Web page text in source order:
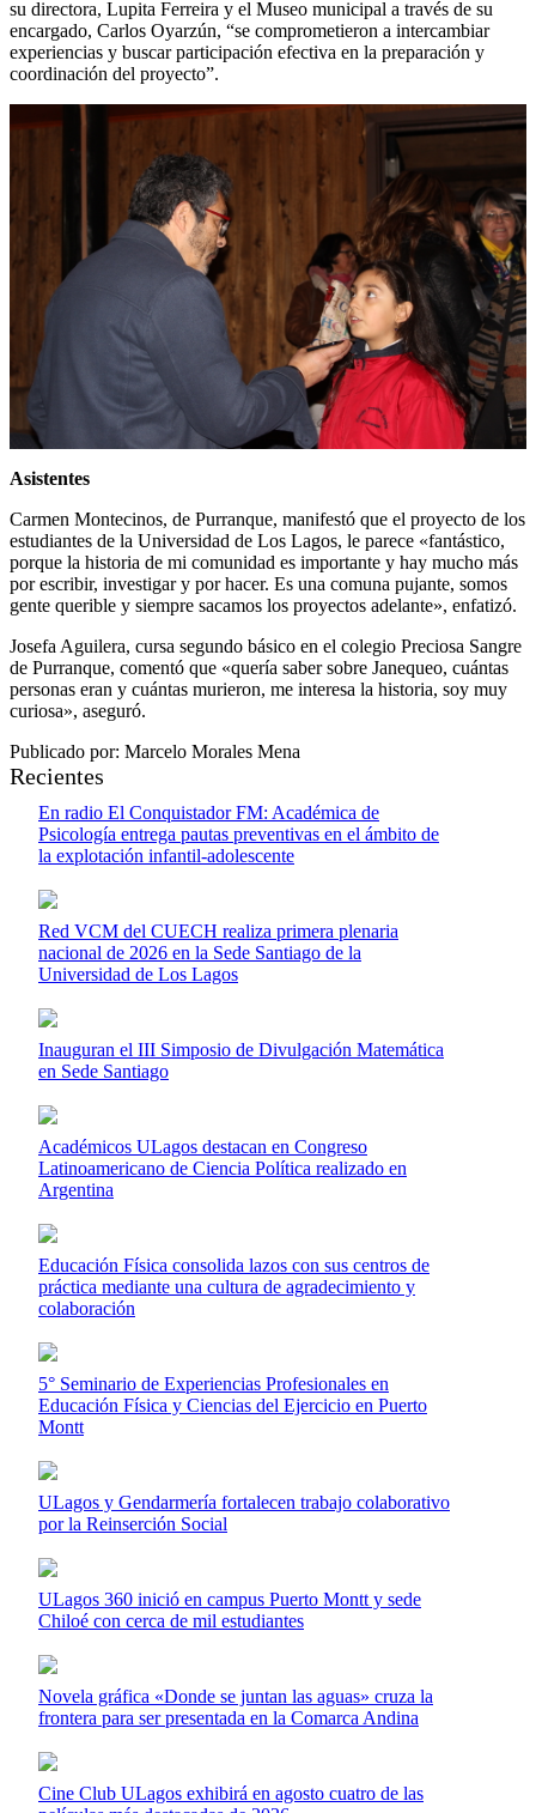
su directora, Lupita Ferreira y el Museo municipal a través de su
encargado, Carlos Oyarzún, “se comprometieron a intercambiar
experiencias y buscar participación efectiva en la preparación y
coordinación del proyecto”.
Asistentes
Carmen Montecinos, de Purranque, manifestó que el proyecto de los
estudiantes de la Universidad de Los Lagos, le parece «fantástico,
porque la historia de mi comunidad es importante y hay mucho más
por escribir, investigar y por hacer. Es una comuna pujante, somos
gente querible y siempre sacamos los proyectos adelante», enfatizó.
Josefa Aguilera, cursa segundo básico en el colegio Preciosa Sangre
de Purranque, comentó que «quería saber sobre Janequeo, cuántas
personas eran y cuántas murieron, me interesa la historia, soy muy
curiosa», aseguró.
Publicado por: Marcelo Morales Mena
Recientes
En radio El Conquistador FM: Académica de
Psicología entrega pautas preventivas en el ámbito de
la explotación infantil-adolescente
Red VCM del CUECH realiza primera plenaria
nacional de 2026 en la Sede Santiago de la
Universidad de Los Lagos
Inauguran el III Simposio de Divulgación Matemática
en Sede Santiago
Académicos ULagos destacan en Congreso
Latinoamericano de Ciencia Política realizado en
Argentina
Educación Física consolida lazos con sus centros de
práctica mediante una cultura de agradecimiento y
colaboración
5° Seminario de Experiencias Profesionales en
Educación Física y Ciencias del Ejercicio en Puerto
Montt
ULagos y Gendarmería fortalecen trabajo colaborativo
por la Reinserción Social
ULagos 360 inició en campus Puerto Montt y sede
Chiloé con cerca de mil estudiantes
Novela gráfica «Donde se juntan las aguas» cruza la
frontera para ser presentada en la Comarca Andina
Cine Club ULagos exhibirá en agosto cuatro de las